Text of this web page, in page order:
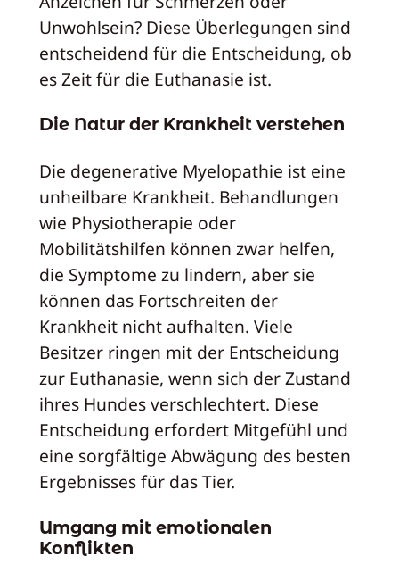
Unwohlsein? Diese Überlegungen sind
entscheidend für die Entscheidung, ob
es Zeit für die Euthanasie ist.
Die Natur der Krankheit verstehen
Die degenerative Myelopathie ist eine
unheilbare Krankheit. Behandlungen
wie Physiotherapie oder
Mobilitätshilfen können zwar helfen,
die Symptome zu lindern, aber sie
können das Fortschreiten der
Krankheit nicht aufhalten. Viele
Besitzer ringen mit der Entscheidung
zur Euthanasie, wenn sich der Zustand
ihres Hundes verschlechtert. Diese
Entscheidung erfordert Mitgefühl und
eine sorgfältige Abwägung des besten
Ergebnisses für das Tier.
Umgang mit emotionalen
Konflikten